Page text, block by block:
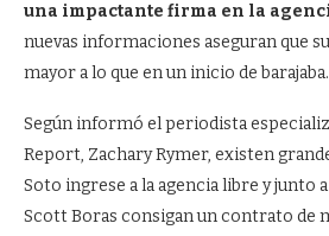
una impactante firma en la
nuevas informaciones aseguran que
mayor a lo que en un inicio de barajaba.
Según informó el periodista
Report, Zachary Rymer, existen
Soto ingrese a la agencia libre y junto
Scott Boras consigan un contrato de